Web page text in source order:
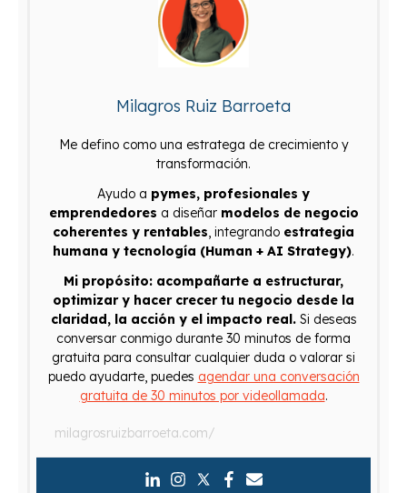
Milagros Ruiz Barroeta
Me defino como una estratega de crecimiento y
transformación.
Ayudo a pymes, profesionales y
emprendedores a diseñar modelos de negocio
coherentes y rentables, integrando estrategia
humana y tecnología (Human + AI Strategy).
Mi propósito: acompañarte a estructurar,
optimizar y hacer crecer tu negocio desde la
claridad, la acción y el impacto real.Si deseas
conversar conmigo durante 30 minutos de forma
gratuita para consultar cualquier duda o valorar si
puedo ayudarte, puedes agendar una conversación
gratuita de 30 minutos por videollamada.
milagrosruizbarroeta.com/